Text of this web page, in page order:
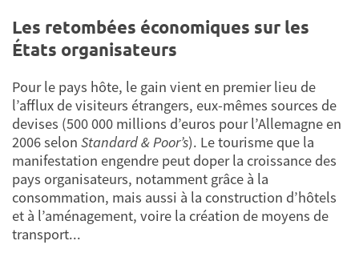
Les retombées économiques sur les
États organisateurs
Pour le pays hôte, le gain vient en premier lieu de
l’afflux de visiteurs étrangers, eux-mêmes sources de
devises (500 000 millions d’euros pour l’Allemagne en
2006 selon Standard & Poor’s). Le tourisme que la
manifestation engendre peut doper la croissance des
pays organisateurs, notamment grâce à la
consommation, mais aussi à la construction d’hôtels
et à l’aménagement, voire la création de moyens de
transport...